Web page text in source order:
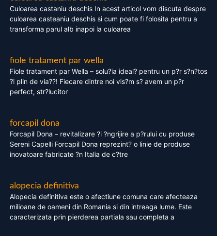
Culoarea castaniu deschis In acest articol vom discuta despre
culoarea casteaniu deschis si cum poate fi folosita pentru a
transforma parul alb inapoi la culoarea
fiole tratament par wella
Fiole tratament par Wella – solu?ia ideal? pentru un p?r s?n?tos
?i plin de via??! Fiecare dintre noi vis?m s? avem un p?r
perfect, str?lucitor
forcapil dona
Forcapil Dona – revitalizare ?i ?ngrijire a p?rului cu produse
Sereni Capelli Forcapil Dona reprezint? o linie de produse
inovatoare fabricate ?n Italia de c?tre
alopecia definitiva
Alopecia definitiva este o afectiune comuna care afecteaza
milioane de oameni din Romania si din intreaga lume. Este
caracterizata prin pierderea partiala sau completa a